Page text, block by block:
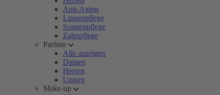
Anti-Aging
Lippenpflege
Sonnenpflege
Zahnpflege
Parfum
Alle anzeigen
Damen
Herren
Unisex
Make-up